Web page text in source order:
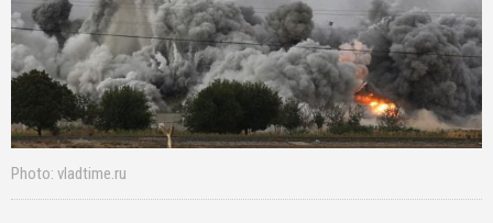
Photo: vladtime.ru